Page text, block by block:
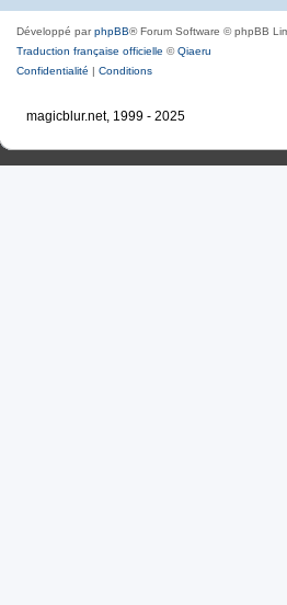
Développé parphpBB® Forum Software © phpBB
Traduction française officielle ©Qiaeru
Confidentialité | Conditions
magicblur.net, 1999 - 2025